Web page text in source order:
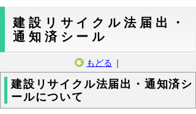
建設リサイクル法届出・
通知済シール
もどる ｜
建設リサイクル法届出・通知済シ
ールについて